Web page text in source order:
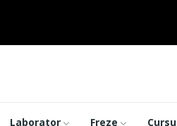
Laborator Freze